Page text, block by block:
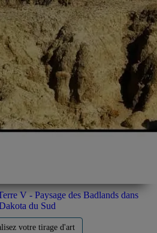
V - Paysage des Badlands dans
du Sud
votre tirage d'art